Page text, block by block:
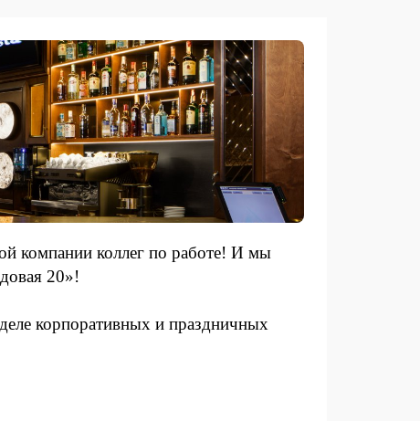
компании коллег по работе! И мы
20»!
корпоративных и праздничных